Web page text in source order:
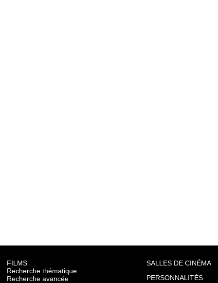
FILMS
Recherche thématique
Recherche avancée
SALLES DE CINÉMA
PERSONNALITÉS